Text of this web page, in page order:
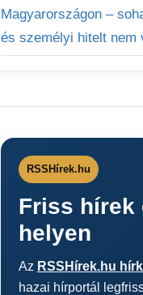
Magyarországon –
és személyi hitelt nem
RSSHírek.hu
Friss hírek
helyen
Az RSSHírek.hu
hazai hírportál